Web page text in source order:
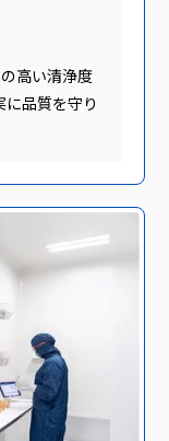
高い清浄度
品質を守り